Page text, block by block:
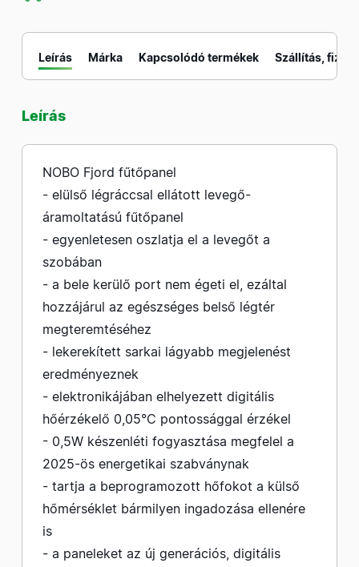
Leírás Márka Kapcsolódó termékek Szállítás,
Leírás
NOBO Fjord fűtőpanel
- elülső légráccsal ellátott levegő-
áramoltatású fűtőpanel
- egyenletesen oszlatja el a levegőt a
szobában
- a bele kerülő port nem égeti el, ezáltal
hozzájárul az egészséges belső légtér
megteremtéséhez
- lekerekített sarkai lágyabb megjelenést
eredményeznek
- elektronikájában elhelyezett digitális
hőérzékelő 0,05°C pontossággal érzékel
- 0,5W készenléti fogyasztása megfelel a
2025-ös energetikai szabványnak
- tartja a beprogramozott hőfokot a külső
hőmérséklet bármilyen ingadozása ellenére
is
- a paneleket az új generációs, digitális